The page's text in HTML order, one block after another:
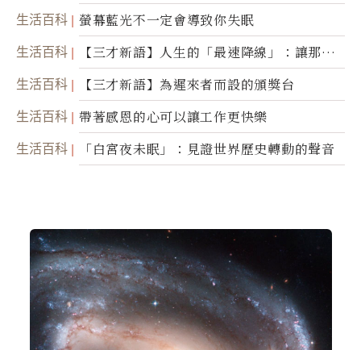
諾
生活百科 螢幕藍光不一定會導致你失眠
生活百科
【三才新語】人生的「最速降線」：讓那道
光，帶你滑向自己
生活百科 【三才新語】為遲來者而設的頒獎台
生活百科 帶著感恩的心可以讓工作更快樂
生活百科 「白宮夜未眠」：見證世界歷史轉動的聲音